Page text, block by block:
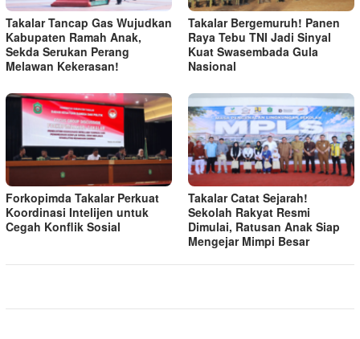
Takalar Tancap Gas Wujudkan
Kabupaten Ramah Anak,
Sekda Serukan Perang
Melawan Kekerasan!
Takalar Bergemuruh! Panen
Raya Tebu TNI Jadi Sinyal
Kuat Swasembada Gula
Nasional
Forkopimda Takalar Perkuat
Koordinasi Intelijen untuk
Cegah Konflik Sosial
Takalar Catat Sejarah!
Sekolah Rakyat Resmi
Dimulai, Ratusan Anak Siap
Mengejar Mimpi Besar